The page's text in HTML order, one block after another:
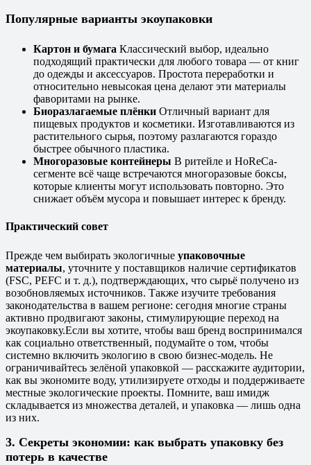
Популярные варианты экоупаковки
Картон и бумага Классический выбор, идеально
подходящий практически для любого товара — от книг
до одежды и аксессуаров. Простота переработки и
относительно невысокая цена делают эти материалы
фаворитами на рынке.
Биоразлагаемые плёнки Отличный вариант для
пищевых продуктов и косметики. Изготавливаются из
растительного сырья, поэтому разлагаются гораздо
быстрее обычного пластика.
Многоразовые контейнеры В ритейле и HoReCa-
сегменте всё чаще встречаются многоразовые боксы,
которые клиенты могут использовать повторно. Это
снижает объём мусора и повышает интерес к бренду.
Практический совет
Прежде чем выбирать экологичные упаковочные
материалы, уточните у поставщиков наличие сертификатов
(FSC, PEFC и т. д.), подтверждающих, что сырьё получено из
возобновляемых источников. Также изучите требования
законодательства в вашем регионе: сегодня многие страны
активно продвигают законы, стимулирующие переход на
экоупаковку.Если вы хотите, чтобы ваш бренд воспринимался
как социально ответственный, подумайте о том, чтобы
системно включить экологию в свою бизнес-модель. Не
ограничивайтесь зелёной упаковкой — расскажите аудитории,
как вы экономите воду, утилизируете отходы и поддерживаете
местные экологические проекты. Помните, ваш имидж
складывается из множества деталей, и упаковка — лишь одна
из них.
3. Секреты экономии: как выбрать упаковку без
потерь в качестве